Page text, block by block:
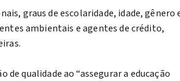
graus de escolaridade, idade, gênero
ambientais e agentes de crédito,
de qualidade ao “assegurar a educação